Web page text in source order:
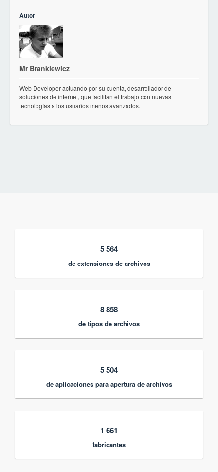
Autor
Mr Brankiewicz
Web Developer actuando por su cuenta, desarrollador de
soluciones de internet, que facilitan el trabajo con nuevas
tecnologías a los usuarios menos avanzados.
5 564
de extensiones de archivos
8 858
de tipos de archivos
5 504
de aplicaciones para apertura de archivos
1 661
fabricantes